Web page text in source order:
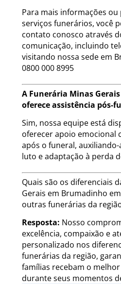
Para mais informações
serviços funerários, você
contato conosco através
comunicação, incluindo
visitando nossa sede em
0800 000 8995
A Funerária Minas
oferece assistência pós-
Sim, nossa equipe está
oferecer apoio emocional
após o funeral,
luto e adaptação à perda
Quais são os diferenciais
Gerais em Brumadinho
outras funerárias da
Resposta: Nosso
excelência, compaixão e
personalizado nos
funerárias da região,
famílias recebam o
durante seus momentos